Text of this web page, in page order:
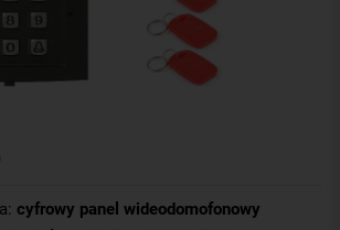
cyfrowy panel wideodomofonowy